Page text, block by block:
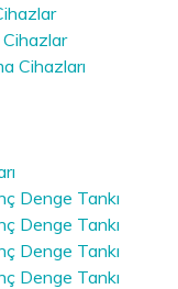
Cihazları
Denge Tankı
Denge Tankı
Denge Tankı
Denge Tankı